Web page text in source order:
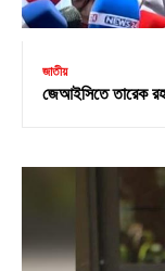
জাতীয়
জেআইসিতে তারেক